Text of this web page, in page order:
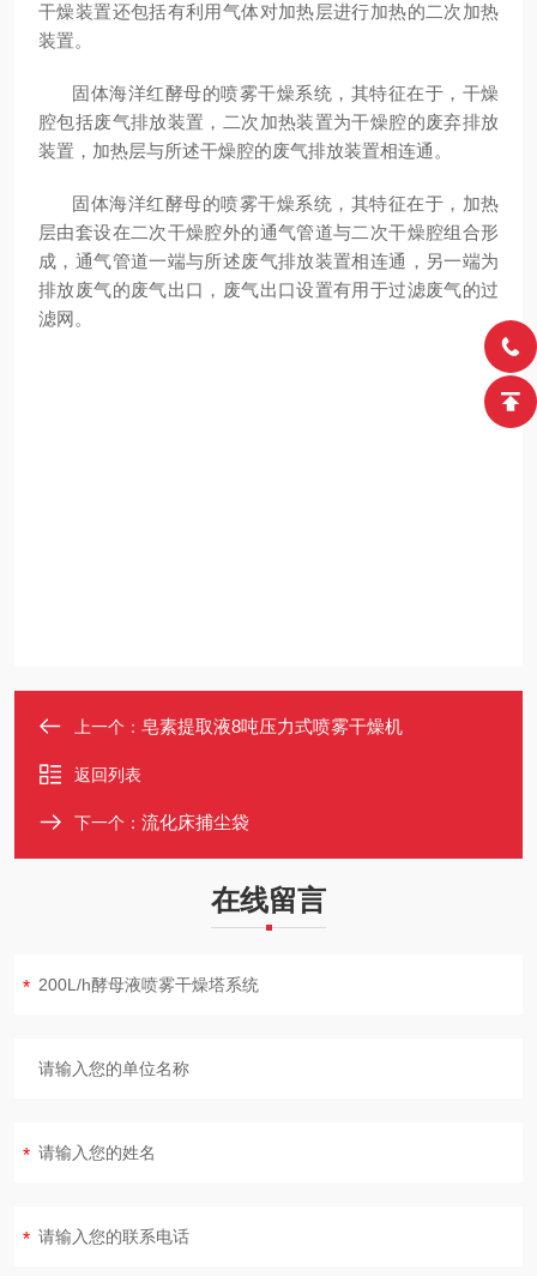
干燥装置还包括有利用气体对加热层进行加热的二次加热
装置。
固体海洋红酵母的喷雾干燥系统，其特征在于，干燥
腔包括废气排放装置，二次加热装置为干燥腔的废弃排放
装置，加热层与所述干燥腔的废气排放装置相连通。
固体海洋红酵母的喷雾干燥系统，其特征在于，加热
层由套设在二次干燥腔外的通气管道与二次干燥腔组合形
成，通气管道一端与所述废气排放装置相连通，另一端为
排放废气的废气出口，废气出口设置有用于过滤废气的过
滤网。
上一个： 皂素提取液8吨压力式喷雾干燥机
返回列表
下一个： 流化床捕尘袋
在线留言